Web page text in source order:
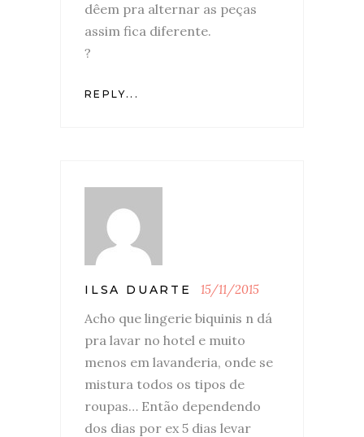
dêem pra alternar as peças
assim fica diferente.
?
REPLY...
ILSA DUARTE 15/11/2015
Acho que lingerie biquinis n dá
pra lavar no hotel e muito
menos em lavanderia, onde se
mistura todos os tipos de
roupas… Então dependendo
dos dias por ex 5 dias levar